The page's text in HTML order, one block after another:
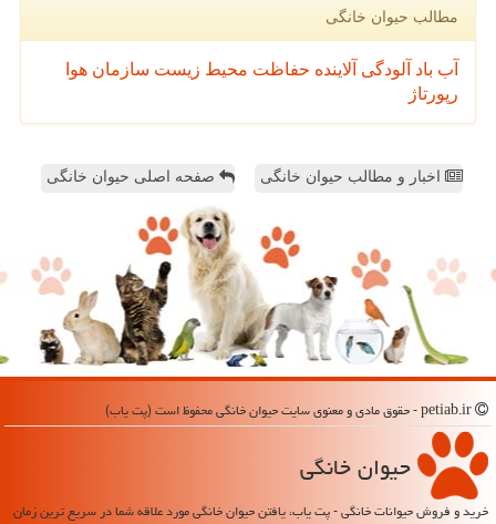
مطالب حیوان خانگی
آب باد آلودگی آلاینده حفاظت محیط زیست سازمان هوا
رپورتاژ
اخبار و مطالب حیوان خانگی صفحه اصلی حیوان خانگی
حیوان خانگی
خرید و فروش حیوانات خانگی - پت یاب، یافتن حیوان خانگی مورد علاقه شما در سریع ترین زمان